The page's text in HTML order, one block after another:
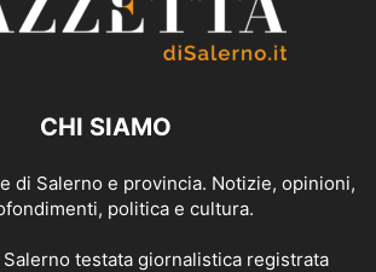
CHI SIAMO
di Salerno e provincia. Notizie, opinioni,
politica e cultura.
testata giornalistica registrata